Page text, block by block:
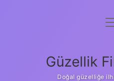
Yasal
Güzellik
Doğal güzelliğe